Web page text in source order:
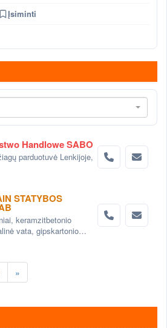
Įsiminti
Handlowe SABO
parduotuvė Lenkijoje,
STATYBOS
keramzitbetonio
vata, gipskartonio
»